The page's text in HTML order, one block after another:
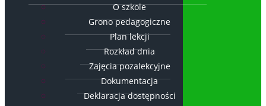
O szkole
Grono pedagogiczne
Plan lekcji
Rozkład dnia
Zajęcia pozalekcyjne
Dokumentacja
Deklaracja dostępności